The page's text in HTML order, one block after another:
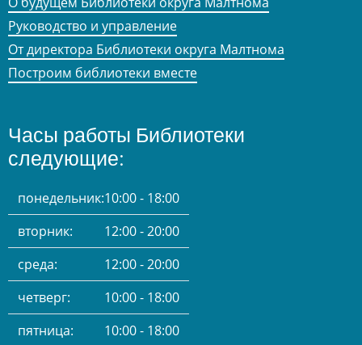
Руководство и управление
От директора Библиотеки округа Малтнома
Построим библиотеки вместе
Часы работы Библиотеки
следующие:
понедельник:10:00 - 18:00
вторник:
12:00 - 20:00
среда:
12:00 - 20:00
четверг:
10:00 - 18:00
пятница:
10:00 - 18:00